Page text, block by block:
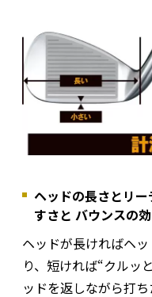
ヘッドの長さとリ
すさと バウンスの
ヘッドが長ければヘ
り、短ければ“クルッ
ッドを返しながら打